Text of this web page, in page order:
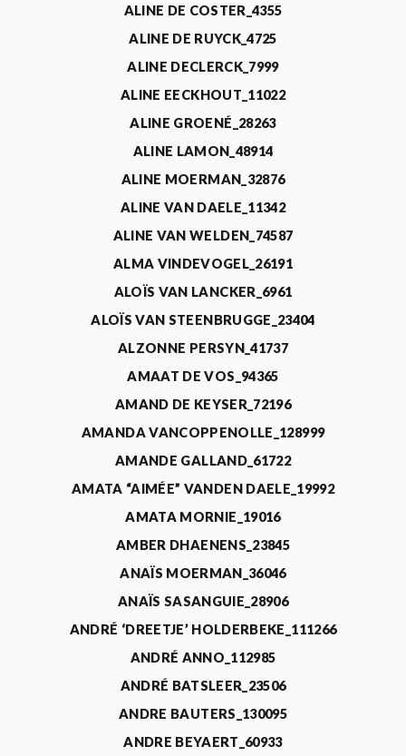
ALINE DE COSTER_4355
ALINE DE RUYCK_4725
ALINE DECLERCK_7999
ALINE EECKHOUT_11022
ALINE GROENÉ_28263
ALINE LAMON_48914
ALINE MOERMAN_32876
ALINE VAN DAELE_11342
ALINE VAN WELDEN_74587
ALMA VINDEVOGEL_26191
ALOÏS VAN LANCKER_6961
ALOÏS VAN STEENBRUGGE_23404
ALZONNE PERSYN_41737
AMAAT DE VOS_94365
AMAND DE KEYSER_72196
AMANDA VANCOPPENOLLE_128999
AMANDE GALLAND_61722
AMATA “AIMÉE” VANDEN DAELE_19992
AMATA MORNIE_19016
AMBER DHAENENS_23845
ANAÏS MOERMAN_36046
ANAÏS SASANGUIE_28906
ANDRÉ ‘DREETJE’ HOLDERBEKE_111266
ANDRÉ ANNO_112985
ANDRÉ BATSLEER_23506
ANDRE BAUTERS_130095
ANDRE BEYAERT_60933